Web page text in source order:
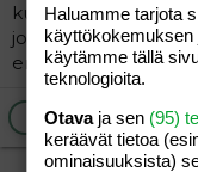
kuopus nyt 1v3kk ja
jo kaikki puhjenneet
ennenkuin kaikki
Ilmoita asiaton
Haluamme tarjota
käytämme tällä
teknologioita.
Otavaja sen (95)
keräävät tietoa
ominaisuuk­sista)